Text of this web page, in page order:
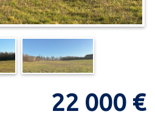
22 000 €